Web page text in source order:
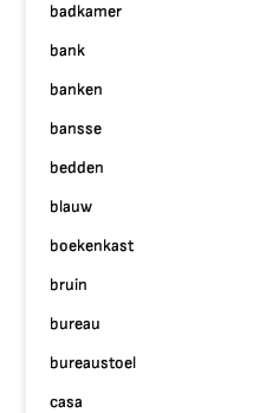
badkamer
bank
banken
bansse
bedden
blauw
boekenkast
bruin
bureau
bureaustoel
casa